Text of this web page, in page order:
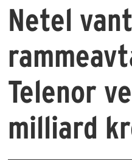
Netel vant
Telenor
milliard